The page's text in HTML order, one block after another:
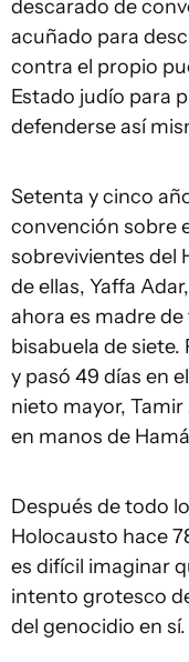
descarado de
acuñado para
contra el propio
Estado judío para
defenderse así
Setenta y cinco
convención sobre
sobrevivientes del
de ellas, Yaffa
ahora es madre
bisabuela de
y pasó 49 días en
nieto mayor,
en manos de
Después de todo
Holocausto hace
es difícil imaginar
intento grotesco
del genocidio en sí.